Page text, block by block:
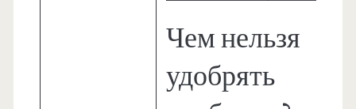
Чем нельзя
удобрять